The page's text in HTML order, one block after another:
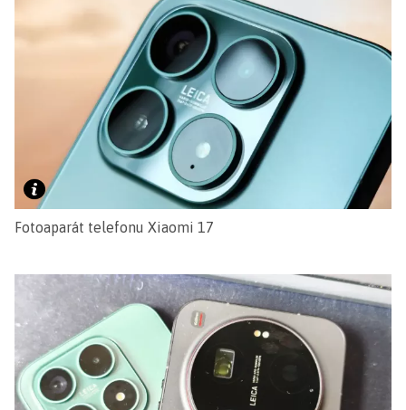
Fotoaparát telefonu Xiaomi 17